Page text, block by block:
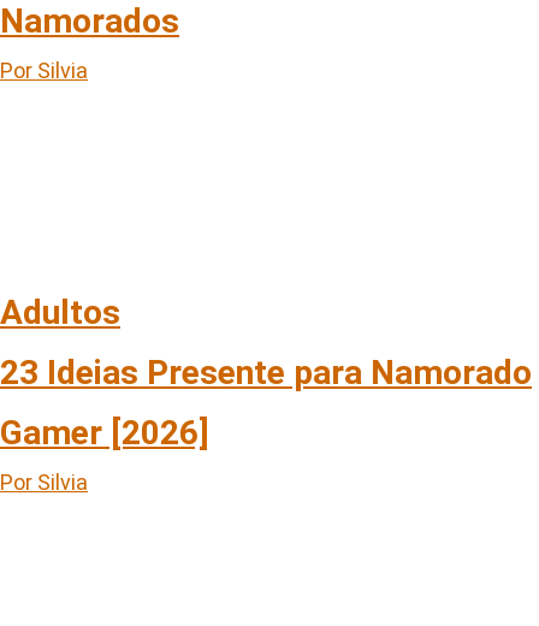
Namorados
Por Silvia
Adultos
23 Ideias Presente para Namorado
Gamer [2026]
Por Silvia